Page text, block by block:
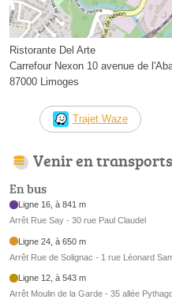
Ristorante Del Arte
Carrefour Nexon 10 avenue de
87000 Limoges
Trajet Waze
Venir en
En bus
Ligne 16, à 841 m
Arrêt Rue Say - 30 rue Paul Claudel
Ligne 24, à 650 m
Arrêt Rue de Solignac - 1 rue Léonard
Ligne 12, à 543 m
Arrêt Moulin de la Garde - 35 allée